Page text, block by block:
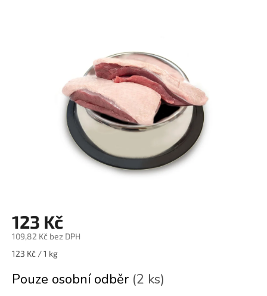
123 Kč
109,82 Kč bez DPH
Měrná
123 Kč / 1 kg
Pouze osobní odběr (2 ks)